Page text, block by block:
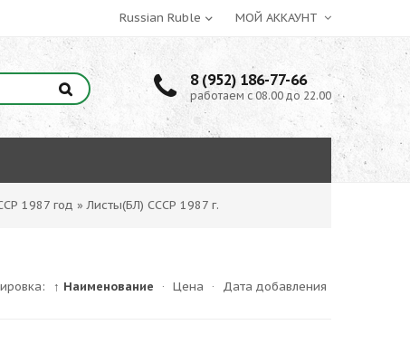
МОЙ АККАУНТ
8 (952) 186-77-66
работаем с 08.00 до 22.00
1987 год » Листы(БЛ) СССР 1987 г.
↑ Наименование · Цена · Дата добавления